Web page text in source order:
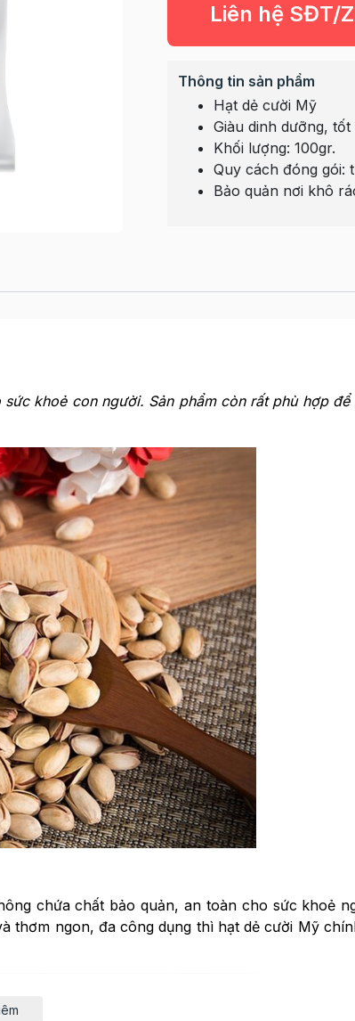
Liên hệ SĐT/
Thông tin sản phẩm
Hạt dẻ cười Mỹ
Giàu dinh dưỡng,
Khối lượng: 100gr.
Quy cách đóng gói:
Bảo quản nơi khô
khoẻ con người. Sản phẩm còn rất phù hợp để
chứa chất bảo quản, an toàn cho sức khoẻ
thơm ngon, đa công dụng thì hạt dẻ cười Mỹ